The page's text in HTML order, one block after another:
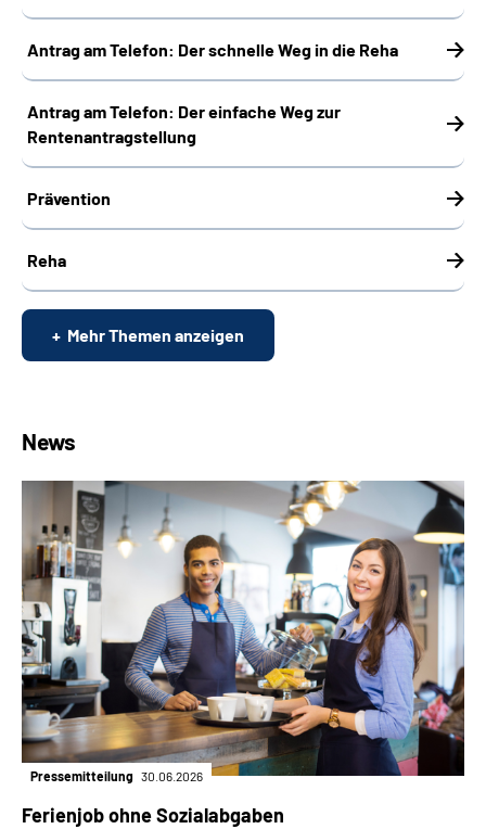
Antrag am Telefon: Der schnelle Weg in die Reha
Antrag am Telefon: Der einfache Weg zur
Rentenantragstellung
Prävention
Reha
Mehr Themen anzeigen
News
Pressemitteilung 30.06.2026
Ferienjob ohne Sozialabgaben